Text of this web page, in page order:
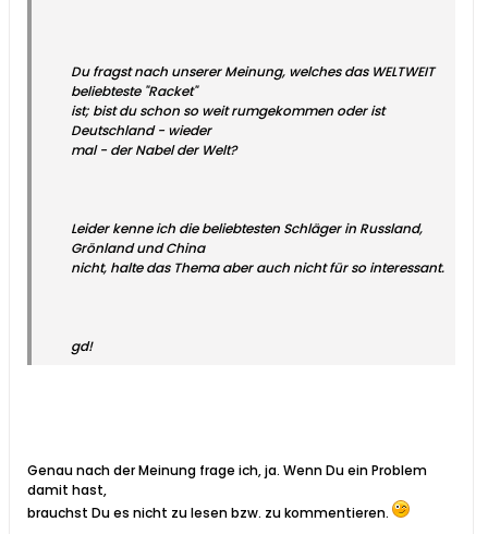
Du fragst nach unserer Meinung, welches das WELTWEIT
beliebteste "Racket"
ist; bist du schon so weit rumgekommen oder ist
Deutschland - wieder
mal - der Nabel der Welt?
Leider kenne ich die beliebtesten Schläger in Russland,
Grönland und China
nicht, halte das Thema aber auch nicht für so interessant.
gd!
Genau nach der Meinung frage ich, ja. Wenn Du ein Problem
damit hast,
brauchst Du es nicht zu lesen bzw. zu kommentieren.